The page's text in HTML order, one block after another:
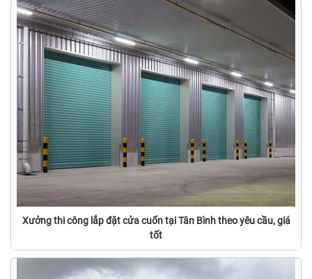
Xưởng thi công lắp đặt cửa cuốn tại Tân Bình theo yêu cầu, giá
tốt